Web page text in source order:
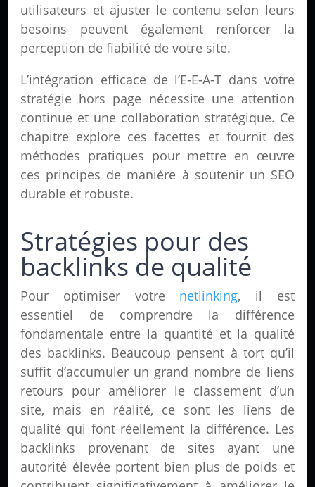
utilisateurs et ajuster le contenu selon leurs
besoins peuvent également renforcer la
perception de fiabilité de votre site.
L’intégration efficace de l’E-E-A-T dans votre
stratégie hors page nécessite une attention
continue et une collaboration stratégique. Ce
chapitre explore ces facettes et fournit des
méthodes pratiques pour mettre en œuvre
ces principes de manière à soutenir un SEO
durable et robuste.
Stratégies pour des
backlinks de qualité
Pour optimiser votre netlinking, il est
essentiel de comprendre la différence
fondamentale entre la quantité et la qualité
des backlinks. Beaucoup pensent à tort qu’il
suffit d’accumuler un grand nombre de liens
retours pour améliorer le classement d’un
site, mais en réalité, ce sont les liens de
qualité qui font réellement la différence. Les
backlinks provenant de sites ayant une
autorité élevée portent bien plus de poids et